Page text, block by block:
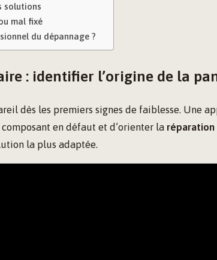
solutions
mal fixé
du dépannage ?
: identifier l’origine de la
dès les premiers signes de faiblesse. Une
en défaut et d’orienter la
la plus adaptée.